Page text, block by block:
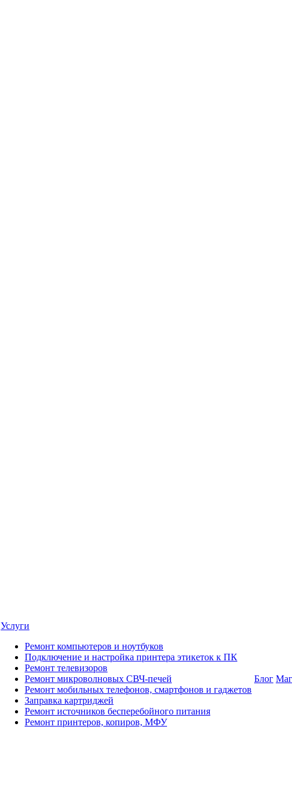
Услуги
Ремонт компьютеров и ноутбуков
Подключение и настройка принтера этикеток к ПК
Ремонт телевизоров
Ремонт микроволновых СВЧ-печей
Ремонт мобильных телефонов, смартфонов и гаджетов
Заправка картриджей
Ремонт источников бесперебойного питания
Ремонт принтеров, копиров, МФУ
Блог